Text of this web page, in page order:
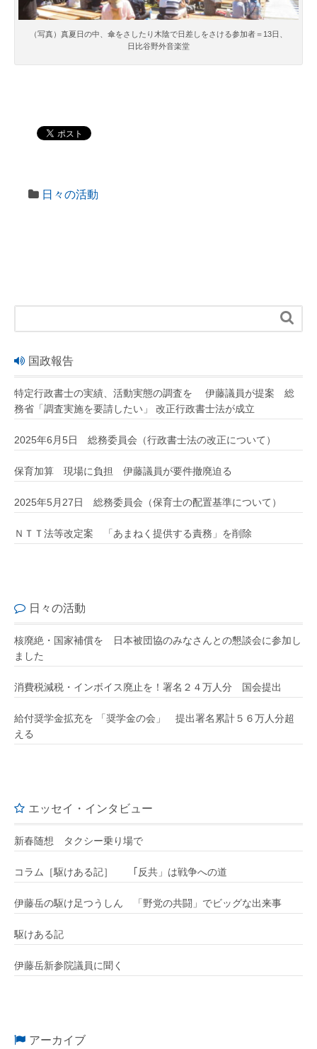
（写真）真夏日の中、傘をさしたり木陰で日差しをさける参加者＝13日、
日比谷野外音楽堂
日々の活動

国政報告
特定行政書士の実績、活動実態の調査を 伊藤議員が提案 総
務省「調査実施を要請したい」 改正行政書士法が成立
2025年6月5日 総務委員会（行政書士法の改正について）
保育加算 現場に負担 伊藤議員が要件撤廃迫る
2025年5月27日 総務委員会（保育士の配置基準について）
ＮＴＴ法等改定案 「あまねく提供する責務」を削除
日々の活動
核廃絶・国家補償を 日本被団協のみなさんとの懇談会に参加し
ました
消費税減税・インボイス廃止を！署名２４万人分 国会提出
給付奨学金拡充を 「奨学金の会」 提出署名累計５６万人分超
える
エッセイ・インタビュー
新春随想 タクシー乗り場で
コラム［駆けある記］ ｢反共」は戦争への道
伊藤岳の駆け足つうしん 「野党の共闘」でビッグな出来事
駆けある記
伊藤岳新参院議員に聞く
アーカイブ